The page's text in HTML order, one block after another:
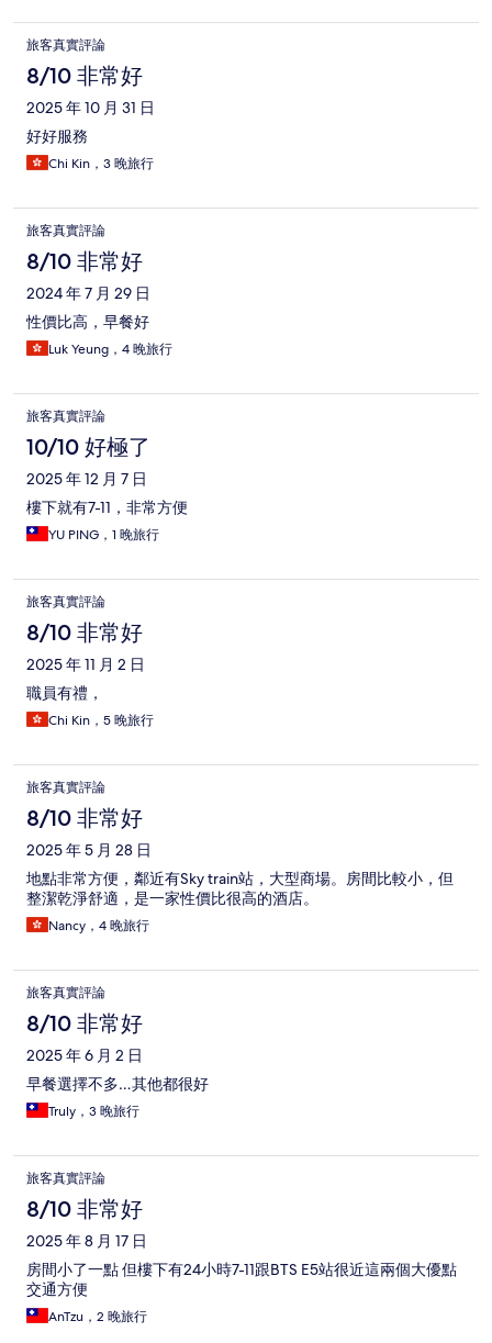
旅客真實評論
8/10 非常好
2025 年 10 月 31 日
好好服務
Chi Kin，3 晚旅行
旅客真實評論
8/10 非常好
2024 年 7 月 29 日
性價比高，早餐好
Luk Yeung，4 晚旅行
旅客真實評論
10/10 好極了
2025 年 12 月 7 日
樓下就有7-11，非常方便
YU PING，1 晚旅行
旅客真實評論
8/10 非常好
2025 年 11 月 2 日
職員有禮，
Chi Kin，5 晚旅行
旅客真實評論
8/10 非常好
2025 年 5 月 28 日
地點非常方便，鄰近有Sky train站，大型商場。房間比較小，但
整潔乾淨舒適，是一家性價比很高的酒店。
Nancy，4 晚旅行
旅客真實評論
8/10 非常好
2025 年 6 月 2 日
早餐選擇不多…其他都很好
Truly，3 晚旅行
旅客真實評論
8/10 非常好
2025 年 8 月 17 日
房間小了一點 但樓下有24小時7-11跟BTS E5站很近這兩個大優點
交通方便
AnTzu，2 晚旅行